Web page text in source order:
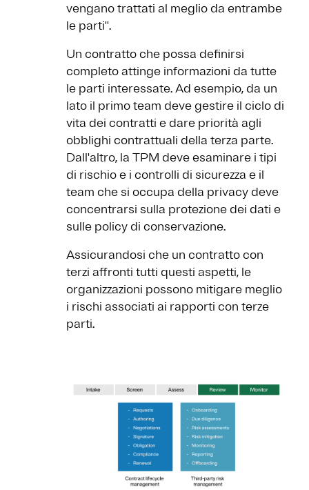
vengano trattati al meglio da entrambe
le parti''.
Un contratto che possa definirsi
completo attinge informazioni da tutte
le parti interessate. Ad esempio, da un
lato il primo team deve gestire il ciclo di
vita dei contratti e dare priorità agli
obblighi contrattuali della terza parte.
Dall'altro, la TPM deve esaminare i tipi
di rischio e i controlli di sicurezza e il
team che si occupa della privacy deve
concentrarsi sulla protezione dei dati e
sulle policy di conservazione.
Assicurandosi che un contratto con
terzi affronti tutti questi aspetti, le
organizzazioni possono mitigare meglio
i rischi associati ai rapporti con terze
parti.